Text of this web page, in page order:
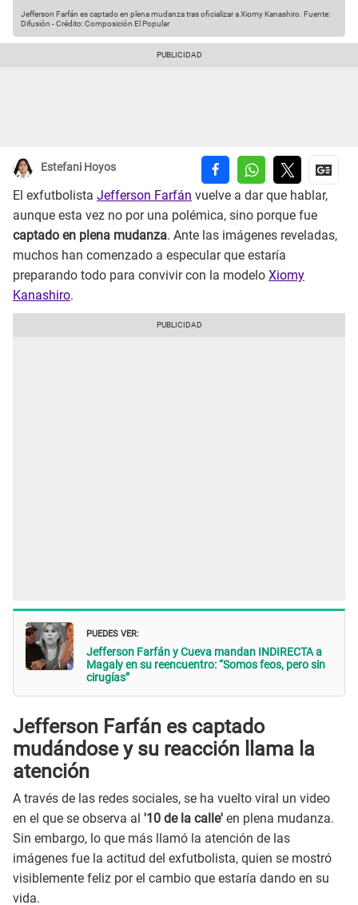
Jefferson Farfán es captado en plena mudanza tras oficializar a Xiomy Kanashiro. Fuente:
Difusión -Crédito: Composición El Popular
Estefani Hoyos
El exfutbolista Jefferson Farfán vuelve a dar que hablar,
aunque esta vez no por una polémica, sino porque fue
captado en plena mudanza. Ante las imágenes reveladas,
muchos han comenzado a especular que estaría
preparando todo para convivir con la modelo Xiomy
Kanashiro.
PUEDES VER:
Jefferson Farfán y Cueva mandan INDIRECTA a
Magaly en su reencuentro: “Somos feos, pero sin
cirugías”
Jefferson Farfán es captado
mudándose y su reacción llama la
atención
A través de las redes sociales, se ha vuelto viral un video
en el que se observa al '10 de la calle' en plena mudanza.
Sin embargo, lo que más llamó la atención de las
imágenes fue la actitud del exfutbolista, quien se mostró
visiblemente feliz por el cambio que estaría dando en su
vida.